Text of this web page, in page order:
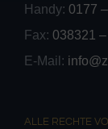
Handy: 0177
Fax: 038321
E-Mail:
ALLE RECHTE